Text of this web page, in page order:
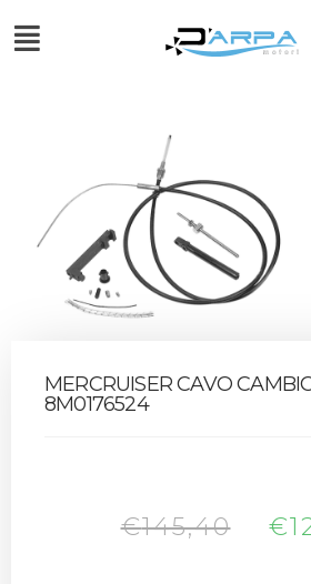
MERCRUISER CAVO
8M0176524
€145,40 €